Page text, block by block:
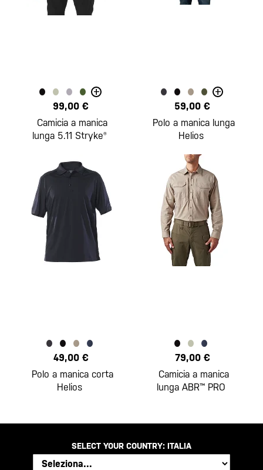
+
99,00 €
Camicia a manica
lunga 5.11 Stryke®
+
59,00 €
Polo a manica lunga
Helios
49,00 €
Polo a manica corta
Helios
79,00 €
Camicia a manica
lunga ABR™ PRO
SELECT YOUR COUNTRY: ITALIA